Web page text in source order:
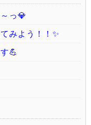
っ💎
みよう！！✨
💪